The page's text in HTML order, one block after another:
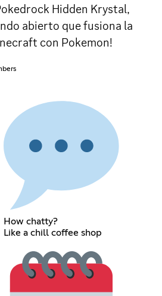
Hidden Krystal,
abierto que fusiona la
con Pokemon!
How chatty?
Like a chill coffee shop